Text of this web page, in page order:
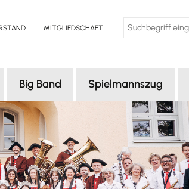
MITGLIEDSCHAFT
Big Band
Über uns
Aktuelles
Termine
Bildergalerie
Spielmannszug
Termine
Proben